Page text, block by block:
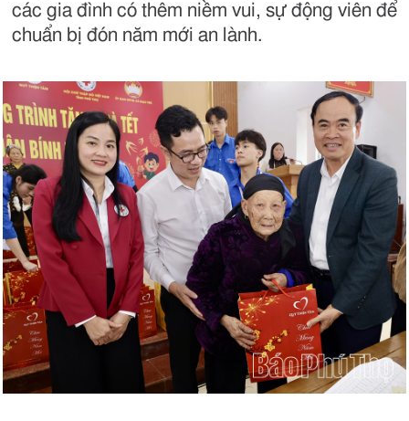
các gia đình có thêm niềm vui, sự động viên để
chuẩn bị đón năm mới an lành.